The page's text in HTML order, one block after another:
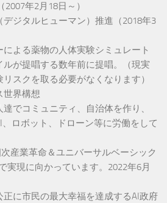
年2月18日～）
ジタルヒューマン）推進（2018年3
よる薬物の人体実験シミュレート
が提唱する数年前に提唱。（現実
スクを取る必要がなくなります）
世界構想
達でコミュニティ、自治体を作り、
ロボット、ドローン等に労働をして
産業革命＆ユニバーサルベーシック
実現に向かっています。2022年6月
に市民の最大幸福を達成するAI政府